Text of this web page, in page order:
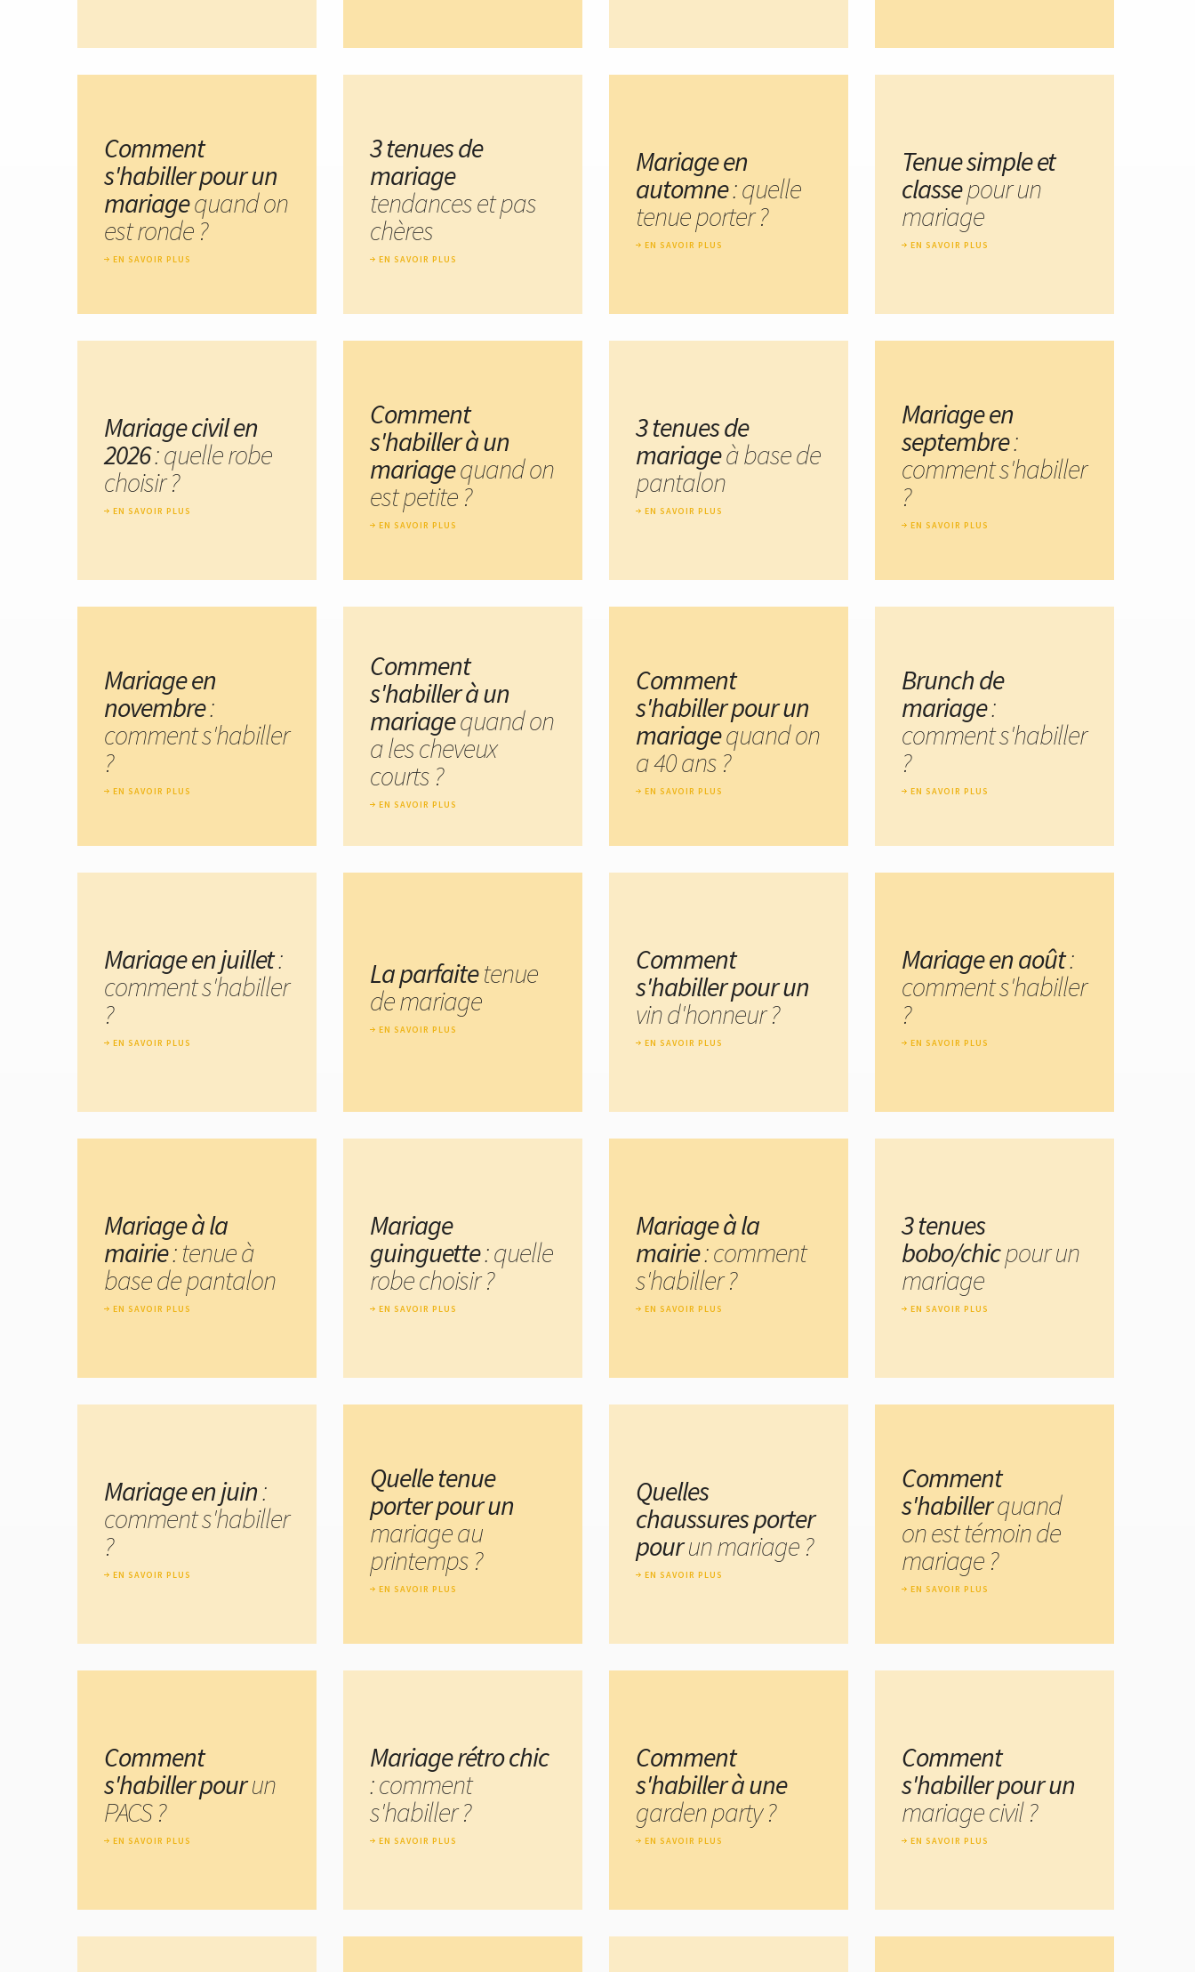
Comment
s'habiller pour un
mariagequand on
est ronde ?
EN SAVOIR PLUS
3 tenues de
mariage
tendances et pas
chères
EN SAVOIR PLUS
Mariage en
automne: quelle
tenue porter ?
EN SAVOIR PLUS
Tenue simple et
classepour un
mariage
EN SAVOIR PLUS
Mariage civil en
2026: quelle robe
choisir ?
EN SAVOIR PLUS
Comment
s'habiller à un
mariagequand on
est petite ?
EN SAVOIR PLUS
3 tenues de
mariageà base de
pantalon
EN SAVOIR PLUS
Mariage en
septembre:
comment s'habiller
?
EN SAVOIR PLUS
Mariage en
novembre:
comment s'habiller
?
EN SAVOIR PLUS
Comment
s'habiller à un
mariagequand on
a les cheveux
courts ?
EN SAVOIR PLUS
Comment
s'habiller pour un
mariagequand on
a 40 ans ?
EN SAVOIR PLUS
Brunch de
mariage:
comment s'habiller
?
EN SAVOIR PLUS
Mariage en juillet:
comment s'habiller
?
EN SAVOIR PLUS
La parfaitetenue
de mariage
EN SAVOIR PLUS
Comment
s'habiller pour un
vin d'honneur ?
EN SAVOIR PLUS
Mariage en août:
comment s'habiller
?
EN SAVOIR PLUS
Mariage à la
mairie: tenue à
base de pantalon
EN SAVOIR PLUS
Mariage
guinguette: quelle
robe choisir ?
EN SAVOIR PLUS
Mariage à la
mairie: comment
s'habiller ?
EN SAVOIR PLUS
3 tenues
bobo/chicpour un
mariage
EN SAVOIR PLUS
Mariage en juin:
comment s'habiller
?
EN SAVOIR PLUS
Quelle tenue
porter pour un
mariage au
printemps ?
EN SAVOIR PLUS
Quelles
chaussures porter
pourun mariage ?
EN SAVOIR PLUS
Comment
s'habillerquand
on est témoin de
mariage ?
EN SAVOIR PLUS
Comment
s'habiller pourun
PACS ?
EN SAVOIR PLUS
Mariage rétro chic
: comment
s'habiller ?
EN SAVOIR PLUS
Comment
s'habiller à une
garden party ?
EN SAVOIR PLUS
Comment
s'habiller pour un
mariage civil ?
EN SAVOIR PLUS